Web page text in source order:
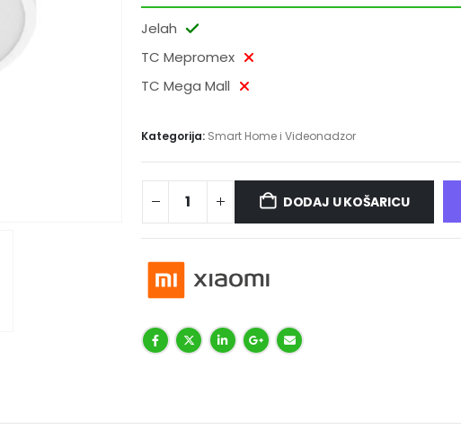
Jelah
TC Mepromex
TC Mega Mall
Kategorija: Smart Home i Videonadzor
DODAJ U KOŠARICU